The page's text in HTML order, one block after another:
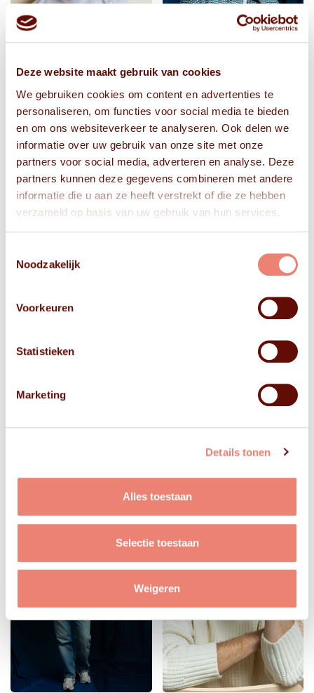
Deze website maakt gebruik van cookies
We gebruiken cookies om content en advertenties te
personaliseren, om functies voor social media te bieden
en om ons websiteverkeer te analyseren. Ook delen we
informatie over uw gebruik van onze site met onze
partners voor social media, adverteren en analyse. Deze
partners kunnen deze gegevens combineren met andere
informatie die u aan ze heeft verstrekt of die ze hebben
verzameld op basis van uw gebruik van hun services.
Noodzakelijk
Voorkeuren
Statistieken
Marketing
Details tonen
Alles toestaan
Selectie toestaan
Weigeren